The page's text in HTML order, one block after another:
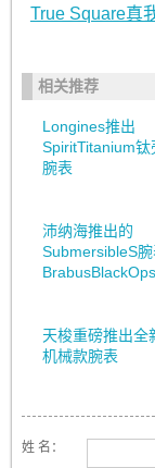
True Square真
相关推荐
Longines推出
SpiritTitanium钛
腕表
沛纳海推出的
SubmersibleS腕
天梭重磅推出全
机械款腕表
姓 名：